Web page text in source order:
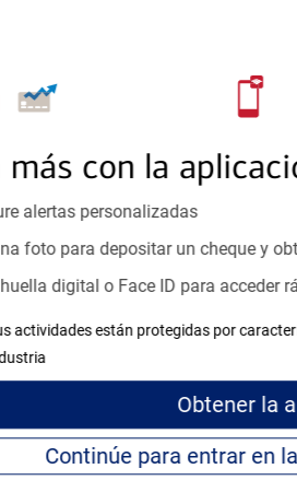
más con la
alertas personalizadas
foto para depositar un cheque y
digital o Face ID para acceder
actividades están protegidas por
Obtenerla
esté listo, un especialista trabajará
Vea si nuestro centro de ayuda en
Visite nuestro centro de ayuda en línea
Y MÓVIL